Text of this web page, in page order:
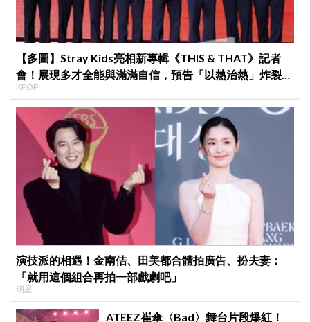
【多圖】Stray Kids亮相新專輯《THIS & THAT》記者
會！展現多才全能與滿滿自信，預告「以熱治熱」炸裂夏
日音樂圈
KPOP
演技派的相遇！金南佶、田美都合體拍廣告、扮夫妻：
「就用這個組合再拍一部戲劇吧」
明星
ATEEZ崔傘〈Bad〉舞台片段爆紅！